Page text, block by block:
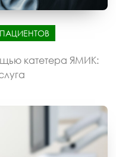
катетера ЯМИК: